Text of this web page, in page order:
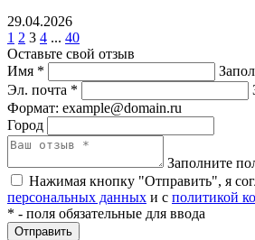
29.04.2026
1 2 3 4 ... 40
Оставьте свой отзыв
Имя *
Эл. почта *
Формат: example@domain.ru
Город
Заполните
Нажимая кнопку "Отправить", я
персональных данных и с политикой
* - поля обязательные для ввода
Отправить